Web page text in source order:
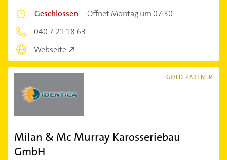
Geschlossen –Öffnet Montag um 07:30
040 7 21 18 63
Webseite
GOLD PARTNER
Milan & Mc Murray Karosseriebau
GmbH